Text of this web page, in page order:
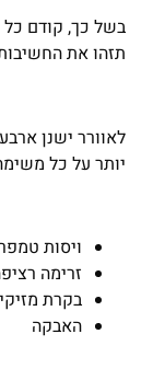
בשל כך, קודם כל
תזהו את
לאוורר ישנן
יותר על כל
ויסות
זרימה
בקרת
האבקה